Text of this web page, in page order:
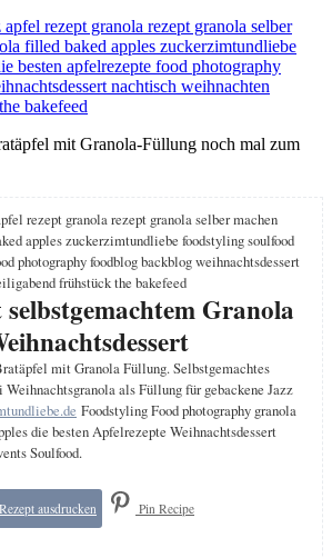
mit Granola-Füllung noch mal zum
Granola
mit Granola Füllung. Selbstgemachtes
als Füllung für gebackene Jazz
Foodstyling Food photography granola
die besten Apfelrezepte Weihnachtsdessert
Soulfood.
Rezept ausdrucken Pin Recipe